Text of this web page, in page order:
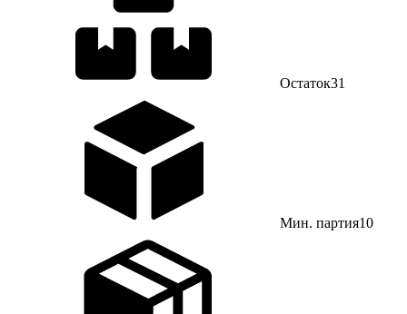
Остаток31
Мин. партия10